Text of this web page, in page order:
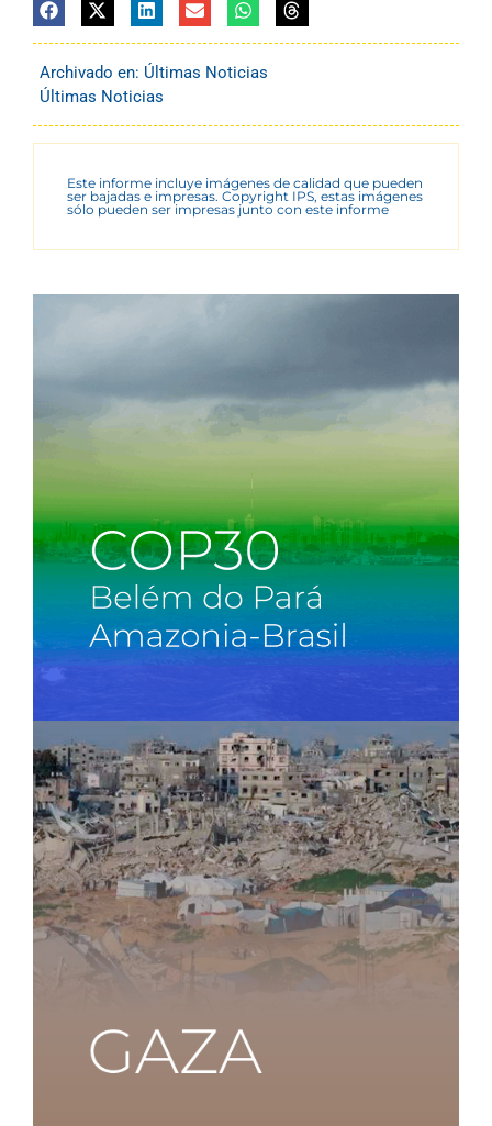
Archivado en: Últimas Noticias
Últimas Noticias
Este informe incluye imágenes de calidad que pueden
ser bajadas e impresas. Copyright IPS, estas imágenes
sólo pueden ser impresas junto con este informe